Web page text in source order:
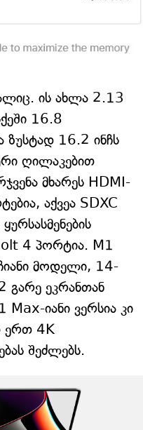
ის ახლა 2.13
16.8
ზუსტად 16.2 ინჩს
ღილაკებით
მხარეს HDMI-
აქვეა SDXC
4 პორტია. M1
მოდელი, 14-
გარე ეკრანთან
Max-იანი ვერსია კი
ერთ 4K
შეძლებს.